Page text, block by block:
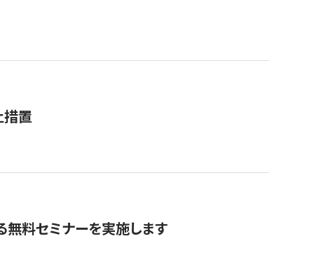
措置
無料セミナーを実施します